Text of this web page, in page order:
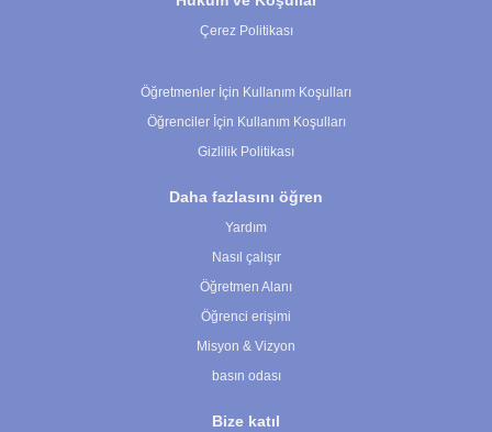
Çerez Politikası
Öğretmenler İçin Kullanım Koşulları
Öğrenciler İçin Kullanım Koşulları
Gizlilik Politikası
Daha fazlasını öğren
Yardım
Nasıl çalışır
Öğretmen Alanı
Öğrenci erişimi
Misyon & Vizyon
basın odası
Bize katıl